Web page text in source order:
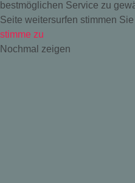
bestmöglichen Service zu
Seite weitersurfen stimmen
stimme zu
Nochmal zeigen